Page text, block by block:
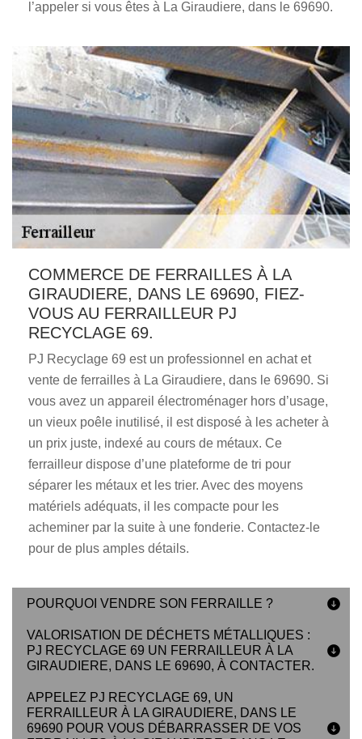
l’appeler si vous êtes à La Giraudiere, dans le 69690.
COMMERCE DE FERRAILLES À LA
GIRAUDIERE, DANS LE 69690, FIEZ-
VOUS AU FERRAILLEUR PJ
RECYCLAGE 69.
PJ Recyclage 69 est un professionnel en achat et
vente de ferrailles à La Giraudiere, dans le 69690. Si
vous avez un appareil électroménager hors d’usage,
un vieux poêle inutilisé, il est disposé à les acheter à
un prix juste, indexé au cours de métaux. Ce
ferrailleur dispose d’une plateforme de tri pour
séparer les métaux et les trier. Avec des moyens
matériels adéquats, il les compacte pour les
acheminer par la suite à une fonderie. Contactez-le
pour de plus amples détails.
POURQUOI VENDRE SON FERRAILLE ?
VALORISATION DE DÉCHETS MÉTALLIQUES :
PJ RECYCLAGE 69 UN FERRAILLEUR À LA
GIRAUDIERE, DANS LE 69690, À CONTACTER.
APPELEZ PJ RECYCLAGE 69, UN
FERRAILLEUR À LA GIRAUDIERE, DANS LE
69690 POUR VOUS DÉBARRASSER DE VOS